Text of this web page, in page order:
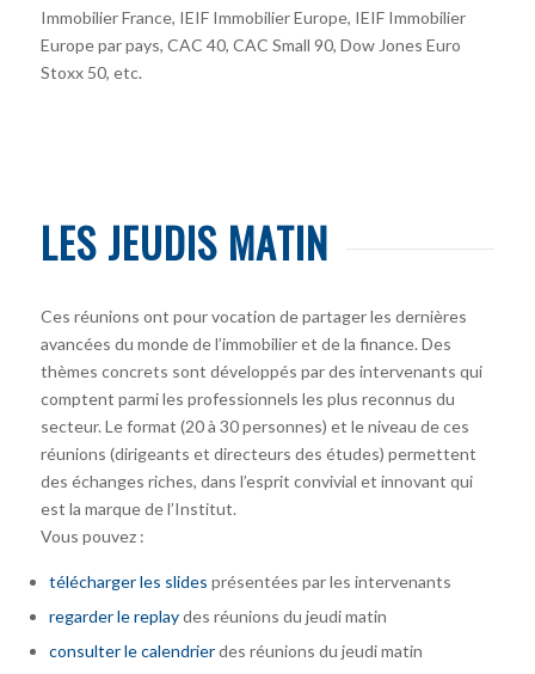
Immobilier France, IEIF Immobilier Europe, IEIF Immobilier
Europe par pays, CAC 40, CAC Small 90, Dow Jones Euro
Stoxx 50, etc.
LES JEUDIS MATIN
Ces réunions ont pour vocation de partager les dernières
avancées du monde de l’immobilier et de la finance. Des
thèmes concrets sont développés par des intervenants qui
comptent parmi les professionnels les plus reconnus du
secteur. Le format (20 à 30 personnes) et le niveau de ces
réunions (dirigeants et directeurs des études) permettent
des échanges riches, dans l’esprit convivial et innovant qui
est la marque de l’Institut.
Vous pouvez :
télécharger les slides présentées par les intervenants
regarder le replaydes réunions du jeudi matin
consulter le calendrierdes réunions du jeudi matin